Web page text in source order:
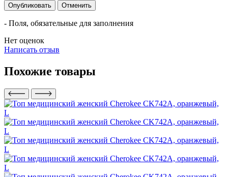
Опубликовать Отменить
- Поля, обязательные для заполнения
Нет оценок
Написать отзыв
Похожие товары